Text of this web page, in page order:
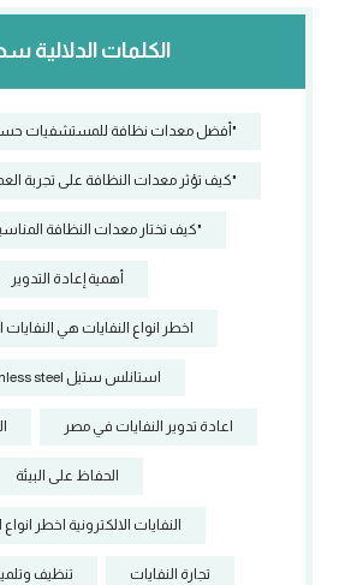
الكلمات الدلالية
"أفضل معدات نظافة للمستشفيات حسب
"كيف تؤثر معدات النظافة على تجربة
"كيف تختار معدات النظافة
أهمية إعادة التدوير
اخطر انواع النفايات هي النفايات
استانلس ستيل stainless steel
اعادة تدوير النفايات في مصر
الحفاظ على البيئة
النفايات الالكترونية اخطر انواع
تجارة النفايات تنظيف